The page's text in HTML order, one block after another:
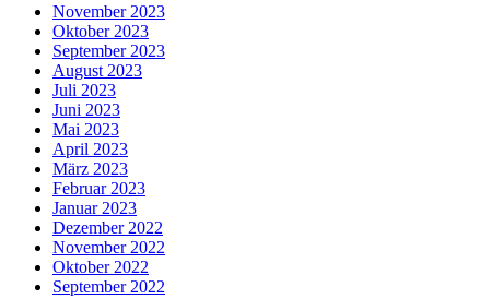
November 2023
Oktober 2023
September 2023
August 2023
Juli 2023
Juni 2023
Mai 2023
April 2023
März 2023
Februar 2023
Januar 2023
Dezember 2022
November 2022
Oktober 2022
September 2022